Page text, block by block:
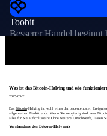
Toobit
Besserer Handel beginnt
Was ist das Bitcoin-Halving und wie
2025-03-21
Das Bitcoin-Halving ist wohl eines der bedeutendsten
allgemeinen Markttrends. Wenn Sie neugierig sind, was
alles für Sie aufschlüsseln! Ohne weitere Umschweife, lassen
Verständnis des Bitcoin-Halvings